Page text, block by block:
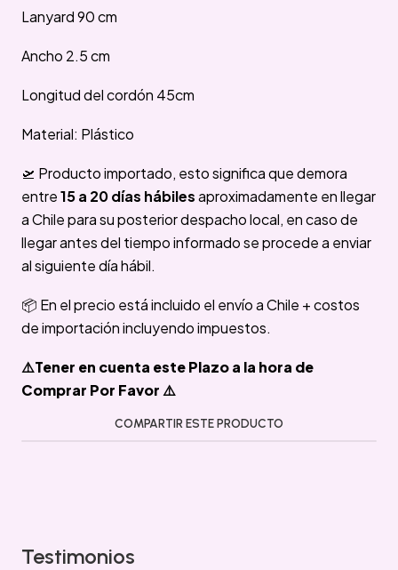
Lanyard 90 cm
Ancho 2.5 cm
Longitud del cordón 45cm
Material: Plástico
🛫 Producto importado, esto significa que demora
entre15 a 20 días hábilesaproximadamente en llegar
a Chile para su posterior despacho local, en caso de
llegar antes del tiempo informado se procede a enviar
al siguiente día hábil.
📦 En el precio está incluido el envío a Chile + costos
de importación incluyendo impuestos.
⚠️Tener en cuenta este Plazo a la hora de
Comprar Por Favor ⚠️
COMPARTIR ESTE PRODUCTO
Testimonios